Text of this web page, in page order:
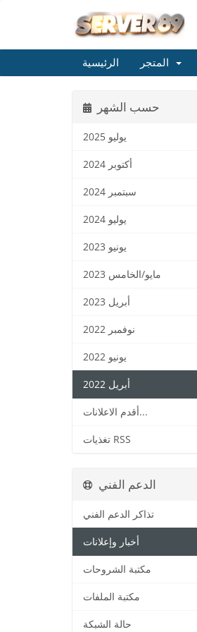
الرئيسية
حسب الشهر
يوليو 2025
أكتوبر 2024
سبتمبر 2024
يوليو 2024
يونيو 2023
مايو/الخامس 2023
أبريل 2023
نوفمبر 2022
يونيو 2022
أبريل 2022
أقدم الاعلانات...
تغذيات RSS
الدعم الفني
تذاكر الدعم الفني
أخبار وإعلانات
مكتبة الشروحات
مكتبة الملفات
حالة الشبكة